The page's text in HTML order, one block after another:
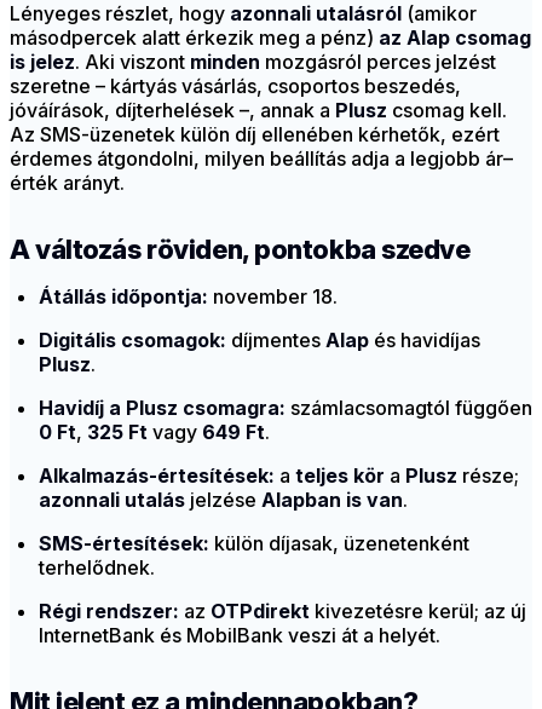
Lényeges részlet, hogy azonnali utalásról (amikor
másodpercek alatt érkezik meg a pénz) az Alap csomag
is jelez. Aki viszont minden mozgásról perces jelzést
szeretne – kártyás vásárlás, csoportos beszedés,
jóváírások, díjterhelések –, annak a Plusz csomag kell.
Az SMS-üzenetek külön díj ellenében kérhetők, ezért
érdemes átgondolni, milyen beállítás adja a legjobb ár–
érték arányt.
A változás röviden, pontokba szedve
Átállás időpontja: november 18.
Digitális csomagok: díjmentes Alap és havidíjas
Plusz.
Havidíj a Plusz csomagra: számlacsomagtól függően
0 Ft, 325 Ft vagy 649 Ft.
Alkalmazás-értesítések: a teljes kör a Plusz része;
azonnali utalás jelzése Alapban is van.
SMS-értesítések: külön díjasak, üzenetenként
terhelődnek.
Régi rendszer: az OTPdirekt kivezetésre kerül; az új
InternetBank és MobilBank veszi át a helyét.
Mit jelent ez a mindennapokban?